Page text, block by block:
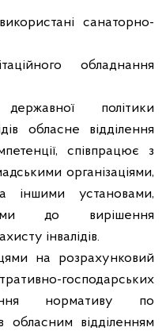
санаторно-
обладнання
політики
обласне відділення
співпрацює з
організаціями,
іншими установами,
до вирішення
інвалідів.
на розрахунковий
господарських
нормативу по
обласним відділенням